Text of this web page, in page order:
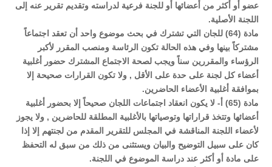
عضو أو أكثر من أعضائها أو للجنة فرعية لدراسته وتقديم تقرير عنه إلى
اللجنة الأصلية.
مادة (64) للجان التي تشترك في بحث موضوع واحد أن تعقد اجتماعاً
مشتركاً بينها وفي هذه الحالة تكون الرئاسة ومنصب المقرر لأكبر
الرؤساء والمقررين سناً ويجب لصحة الاجتماع المشترك حضور أغلبية
أعضاء كل لجنة على حدة على الأقل , ولا تكون القرارات صحيحة إلا
بموافقة أغلبية الأعضاء الحاضرين.
مادة (65) أ- لا يكون انعقاد اجتماعات اللجان صحيحاً إلا بحضور أغلبية
أعضائها وتتخذ قراراتها وتوصياتها بالأغلبية المطلقة للحاضرين , ولا يجوز
لأعضاء اللجنة المناقشة في المجلس للتقرير المقدم من لجنتهم إلا إذا
كان على سبيل التوضيح والبيان ويستثنى من ذلك من سبق له التحفظ
على مادة أو أكثر عند دراسة الموضوع في اللجنة.